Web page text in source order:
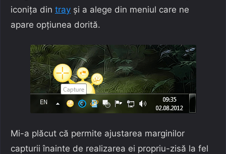
iconița din tray și a alege din meniul care ne
apare opțiunea dorită.
Mi-a plăcut că permite ajustarea marginilor
capturii înainte de realizarea ei propriu-zisă la fel